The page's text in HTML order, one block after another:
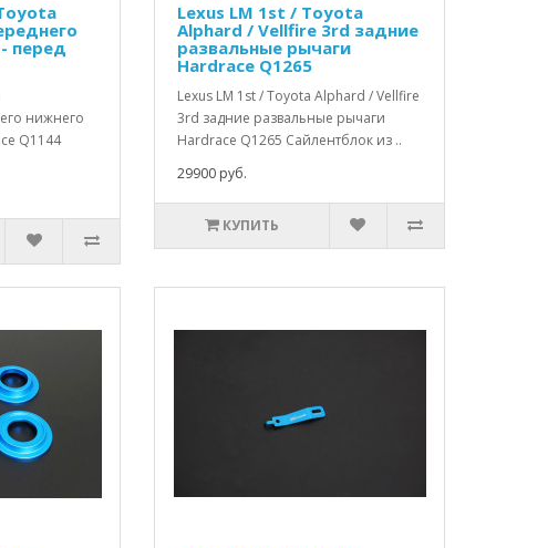
перед
нижнего
Q1144
Lexus LM 1st / Toyota
Alphard / Vellfire 3rd задние
развальные рычаги
Hardrace Q1265
Lexus LM 1st / Toyota Alphard / Vellfire
3rd задние развальные рычаги
Hardrace Q1265 Сайлентблок из ..
29900 руб.
КУПИТЬ